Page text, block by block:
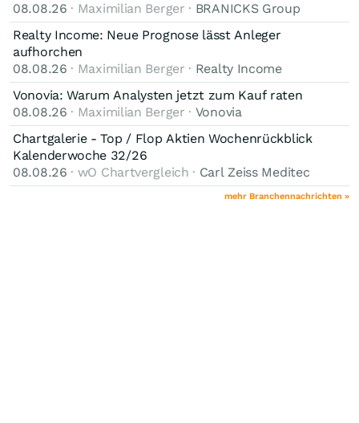
08.08.26 · Maximilian Berger · BRANICKS Group
Realty Income: Neue Prognose lässt Anleger
aufhorchen
08.08.26 · Maximilian Berger · Realty Income
Vonovia: Warum Analysten jetzt zum Kauf raten
08.08.26 · Maximilian Berger · Vonovia
Chartgalerie - Top / Flop Aktien Wochenrückblick
Kalenderwoche 32/26
08.08.26 · wO Chartvergleich · Carl Zeiss Meditec
mehr Branchennachrichten »